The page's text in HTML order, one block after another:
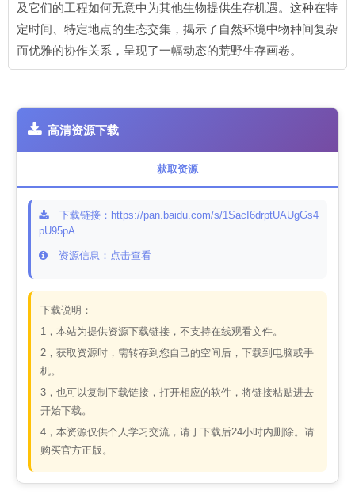
及它们的工程如何无意中为其他生物提供生存机遇。这种在特
定时间、特定地点的生态交集，揭示了自然环境中物种间复杂
而优雅的协作关系，呈现了一幅动态的荒野生存画卷。
高清资源下载
获取资源
下载链接：https://pan.baidu.com/s/1SacI6drptUAUgGs4
pU95pA
资源信息：点击查看
下载说明：
1，本站为提供资源下载链接，不支持在线观看文件。
2，获取资源时，需转存到您自己的空间后，下载到电脑或手
机。
3，也可以复制下载链接，打开相应的软件，将链接粘贴进去
开始下载。
4，本资源仅供个人学习交流，请于下载后24小时内删除。请
购买官方正版。